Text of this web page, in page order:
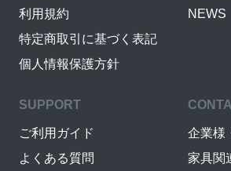
利用規約
特定商取引に基づく表記
個人情報保護方針
NEWS
SUPPORT
ご利用ガイド
よくある質問
企業様
家具関